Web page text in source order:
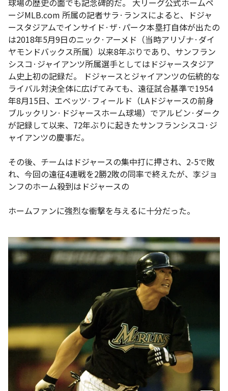
ージMLB.com 所属の記者サラ·ランスによると、ドジャ
ースタジアムでインサイド·ザ·パーク本塁打自体が出たの
は2018年5月9日のニック·アーメド（当時アリゾナ·ダイ
ヤモンドバックス所属）以来8年ぶりであり、サンフラン
シスコ·ジャイアンツ所属選手としてはドジャースタジア
ム史上初の記録だ。 ドジャースとジャイアンツの伝統的な
ライバル対決全体に広げてみても、遠征試合基準で1954
年8月15日、エベッツ·フィールド（LAドジャースの前身
ブルックリン·ドジャースホーム球場）でアルビン·ダーク
が記録して以来、72年ぶりに起きたサンフランシスコ·ジ
ャイアンツの慶事だ。
その後、チームはドジャースの集中打に押され、2-5で敗
れ、今回の遠征4連戦を2勝2敗の同率で終えたが、李ジョ
ンフのホーム殺到はドジャースの
ホームファンに強烈な衝撃を与えるに十分だった。